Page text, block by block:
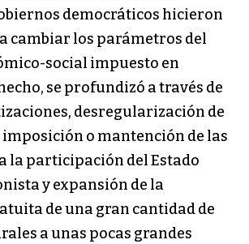
democráticos hicieron
cambiar los parámetros del
social impuesto en
se profundizó a través de
desregularización de
imposición o mantención de las
la participación del Estado
y expansión de la
de una gran cantidad de
a unas pocas grandes